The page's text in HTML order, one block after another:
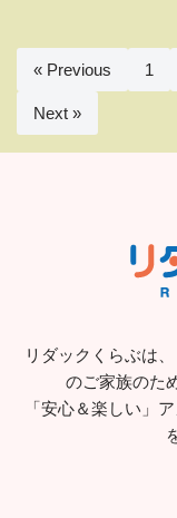
« Previous 1
Next »
リダックくらぶは
のご家族のた
「安心＆楽しい」